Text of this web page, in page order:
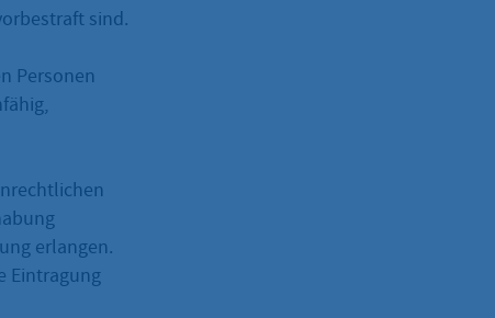
sind.
Personen
erlangen.
Eintragung